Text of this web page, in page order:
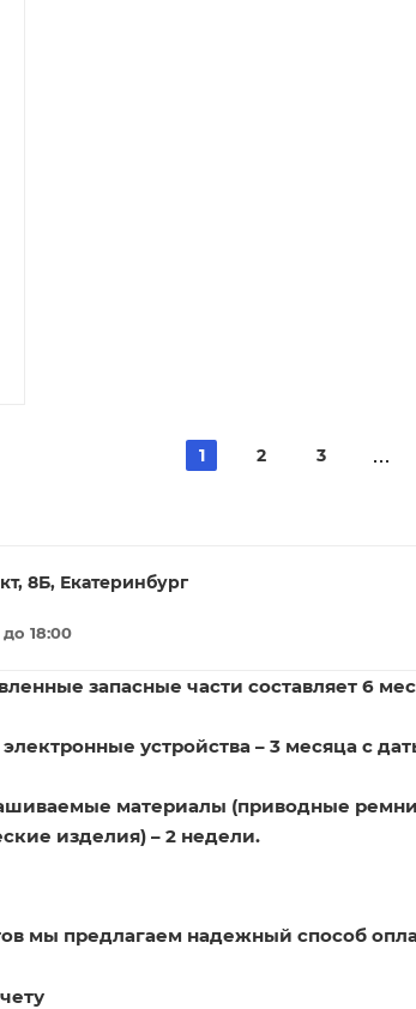
1 2 3
8Б, Екатеринбург
18:00
запасные части составляет 6
устройства – 3 месяца с
материалы (приводные
изделия) – 2 недели.
мы предлагаем надежный способ